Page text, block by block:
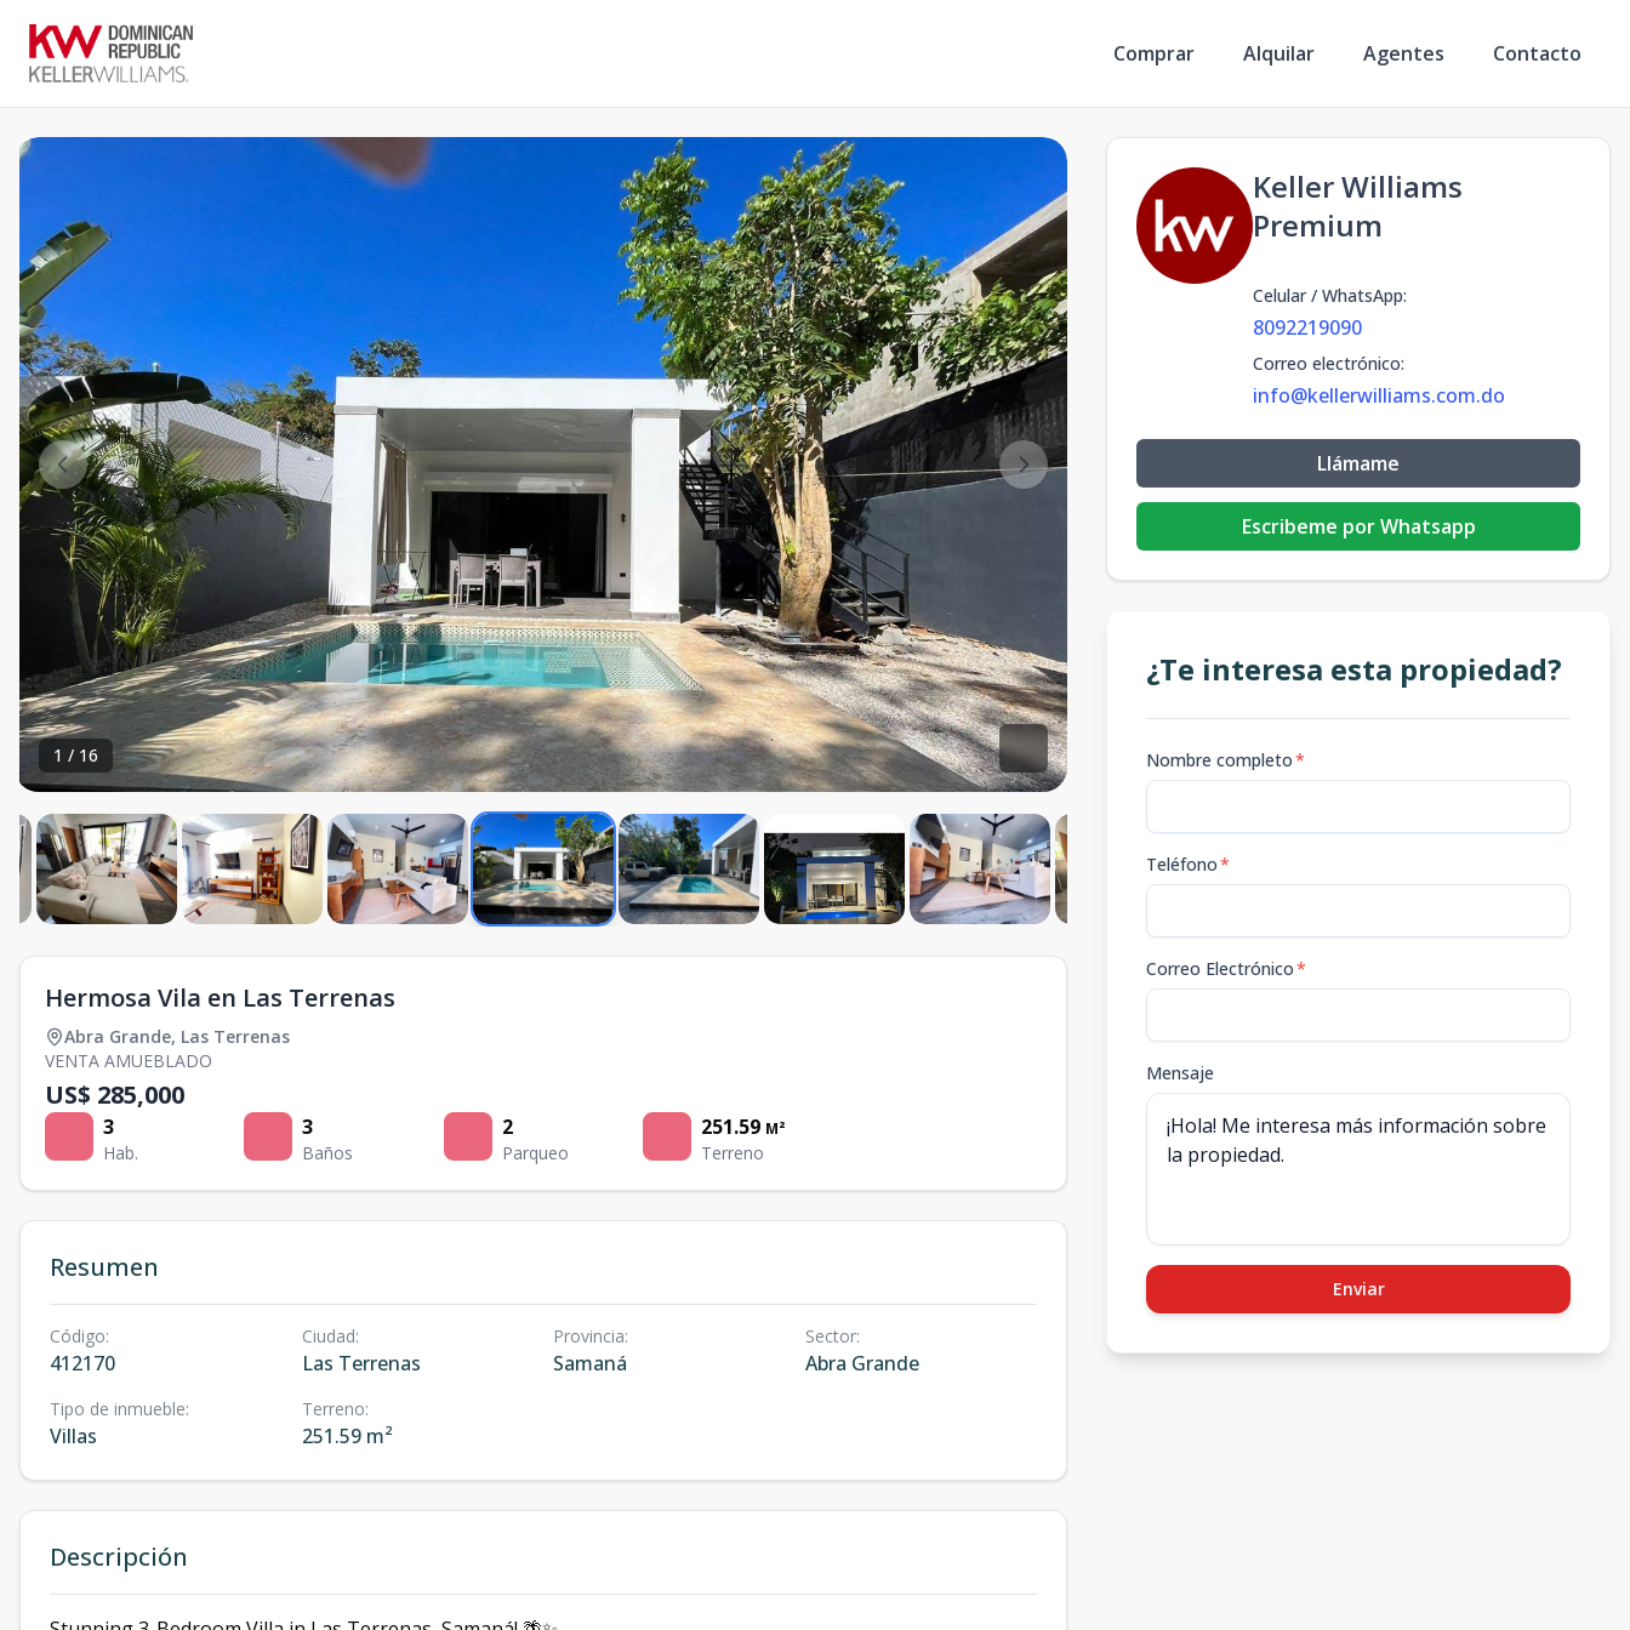
Comprar Alquilar Agentes Contacto
1 / 16
Hermosa Vila en Las Terrenas
Abra Grande, Las Terrenas
VENTA AMUEBLADO
US$ 285,000
3
Hab.
3
Baños
2
Parqueo
251.59 M²
Terreno
Resumen
Código:
412170
Ciudad:
Las Terrenas
Provincia:
Samaná
Sector:
Abra Grande
Tipo de inmueble:
Villas
Terreno:
251.59 m²
Descripción
Keller Williams
Premium
Celular / WhatsApp:
8092219090
Correo electrónico:
info@kellerwilliams.com.do
Llámame
Escribeme por Whatsapp
¿Te interesa esta propiedad?
Nombre completo*
Teléfono*
Correo Electrónico*
Mensaje
Enviar